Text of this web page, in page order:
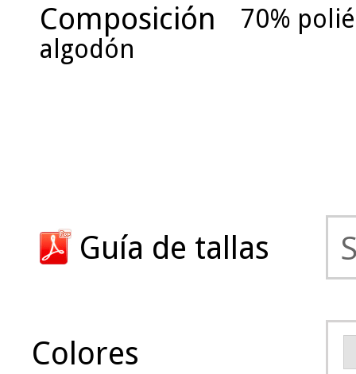
Composición
70%
algodón
Guía de tallas
Colores